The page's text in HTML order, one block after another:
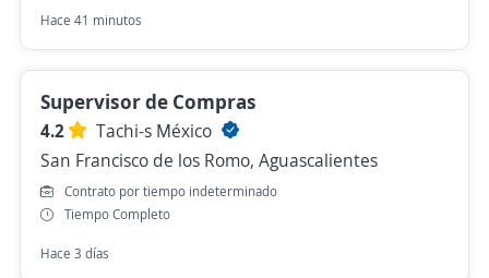
Hace 41 minutos
Supervisor de Compras
4.2
Tachi-s México
San Francisco de los Romo, Aguascalientes
Contrato por tiempo indeterminado
Tiempo Completo
Hace 3 días